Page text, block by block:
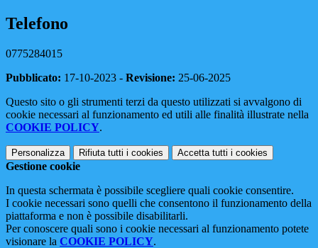
Telefono
0775284015
Pubblicato: 17-10-2023 - Revisione: 25-06-2025
Questo sito o gli strumenti terzi da questo utilizzati si avvalgono di
cookie necessari al funzionamento ed utili alle finalità illustrate nella
COOKIE POLICY.
Personalizza Rifiuta tutti i cookies Accetta tutti i cookies
Gestione cookie
In questa schermata è possibile scegliere quali cookie consentire.
I cookie necessari sono quelli che consentono il funzionamento della
piattaforma e non è possibile disabilitarli.
Per conoscere quali sono i cookie necessari al funzionamento potete
visionare la COOKIE POLICY.